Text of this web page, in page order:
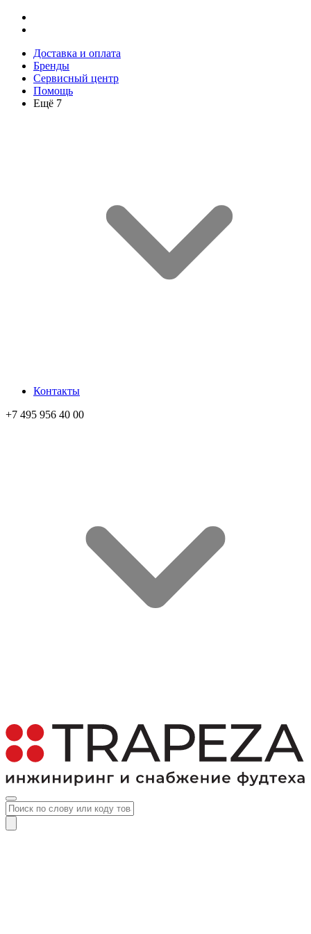
Доставка и оплата
Бренды
Сервисный центр
Помощь
Ещё 7
Контакты
+7 495 956 40 00